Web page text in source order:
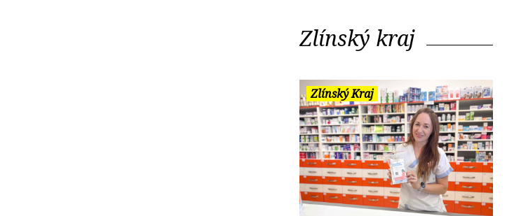
Zlínský kraj
Zlínský Kraj